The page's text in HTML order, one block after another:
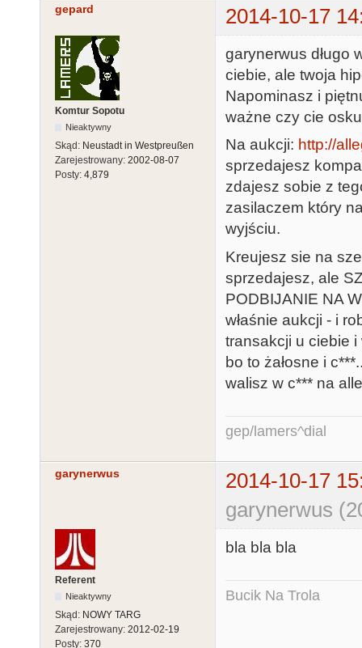
gepard 2014-10-17
Komtur Sopotu
Nieaktywny
Skąd: Neustadt in Westpreußen
Zarejestrowany: 2002-08-07
Posty: 4,879
garynerwus długo
ciebie, ale twoja
Napominasz i
ważne czy cie
Na aukcji: http://
sprzedajesz
zdajesz sobie z
zasilaczem który
wyjściu.
Kreujesz sie na
sprzedajesz, ale
PODBIJANIE NA
właśnie aukcji - i
transakcji u ciebie i
bo to żałosne i
walisz w c*** na
gep/lamers^dial
garynerwus
2014-10-17
garynerwus
Referent
Nieaktywny
Skąd: NOWY TARG
Zarejestrowany: 2012-02-19
Posty: 370
bla bla bla
Bucik Na Trola